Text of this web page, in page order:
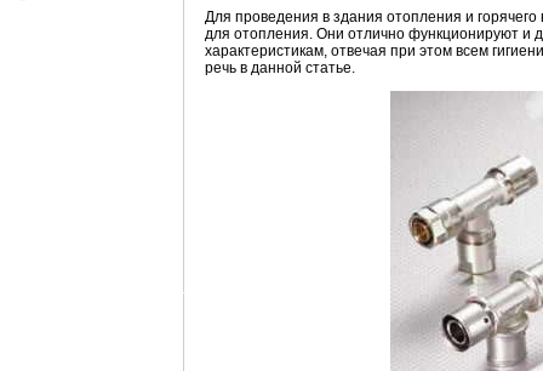
Для проведения в здания отопления и
для отопления. Они отлично функционируют и
характеристикам, отвечая при этом всем
речь в данной статье.